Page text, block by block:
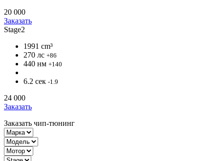
20 000
Заказать
Stage2
1991 cm³
270 лс +86
440 нм +140
6.2 сек -1.9
24 000
Заказать
Заказать чип-тюнинг